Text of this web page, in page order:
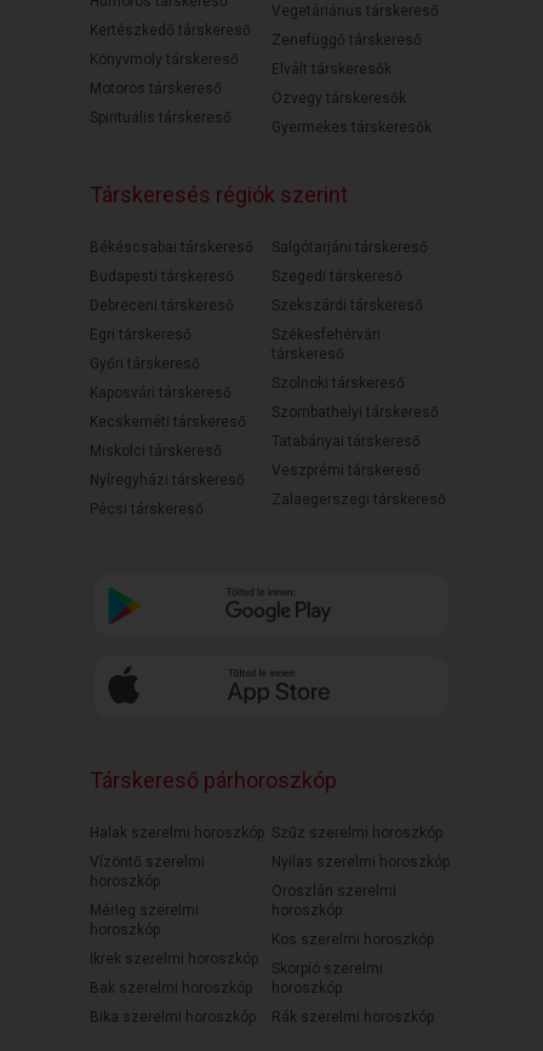
Kertészkedő társkereső
Könyvmoly társkereső
Motoros társkereső
Spirituális társkereső
Vegetáriánus társkereső
Zenefüggő társkereső
Elvált társkeresők
Özvegy társkeresők
Gyermekes társkeresők
Társkeresés régiók szerint
Békéscsabai társkereső
Budapesti társkereső
Debreceni társkereső
Egri társkereső
Győri társkereső
Kaposvári társkereső
Kecskeméti társkereső
Miskolci társkereső
Nyíregyházi társkereső
Pécsi társkereső
Salgótarjáni társkereső
Szegedi társkereső
Szekszárdi társkereső
Székesfehérvári
társkereső
Szolnoki társkereső
Szombathelyi társkereső
Tatabányai társkereső
Veszprémi társkereső
Zalaegerszegi társkereső
Társkereső párhoroszkóp
Halak szerelmi horoszkóp
Vízöntő szerelmi
horoszkóp
Mérleg szerelmi
horoszkóp
Ikrek szerelmi horoszkóp
Bak szerelmi horoszkóp
Bika szerelmi horoszkóp
Szűz szerelmi horoszkóp
Nyilas szerelmi horoszkóp
Oroszlán szerelmi
horoszkóp
Kos szerelmi horoszkóp
Skorpió szerelmi
horoszkóp
Rák szerelmi horoszkóp